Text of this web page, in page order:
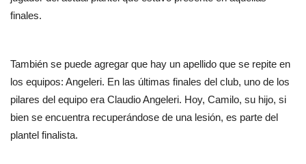
finales.
También se puede agregar que hay un apellido que se repite en
los equipos: Angeleri. En las últimas finales del club, uno de los
pilares del equipo era Claudio Angeleri. Hoy, Camilo, su hijo, si
bien se encuentra recuperándose de una lesión, es parte del
plantel finalista.